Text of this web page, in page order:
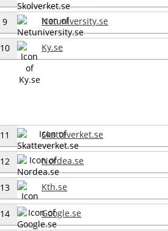
9 Netuniversity.se
10 Ky.se
11 Skatteverket.se
12 Nordea.se
13 Kth.se
14 Google.se